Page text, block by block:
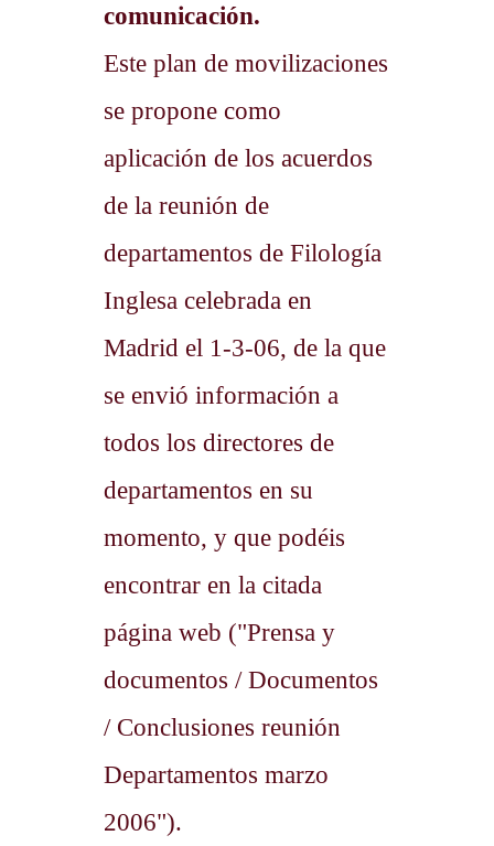
comunicación.
Este plan de movilizaciones
se propone como
aplicación de los acuerdos
de la reunión de
departamentos de Filología
Inglesa celebrada en
Madrid el 1-3-06, de la que
se envió información a
todos los directores de
departamentos en su
momento, y que podéis
encontrar en la citada
página web ("Prensa y
documentos / Documentos
/ Conclusiones reunión
Departamentos marzo
2006").